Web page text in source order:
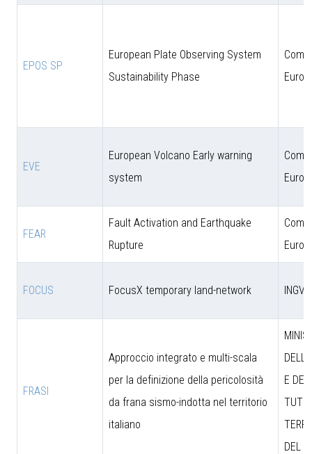
EPOS SP
European Plate Observing System
Sustainability Phase
EVE
European Volcano Early warning
system
FEAR
Fault Activation and Earthquake
Rupture
FOCUS FocusX temporary land-network INGV
FRASI
Approccio integrato e multi-scala
per la definizione della pericolosità
da frana sismo-indotta nel territorio
italiano
E
DEL